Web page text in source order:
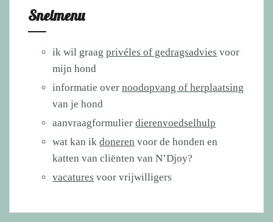
Snelmenu
ik wil graag privéles of gedragsadvies voor
mijn hond
informatie over noodopvang of herplaatsing
van je hond
aanvraagformulier dierenvoedselhulp
wat kan ik doneren voor de honden en
katten van cliënten van N’Djoy?
vacatures voor vrijwilligers